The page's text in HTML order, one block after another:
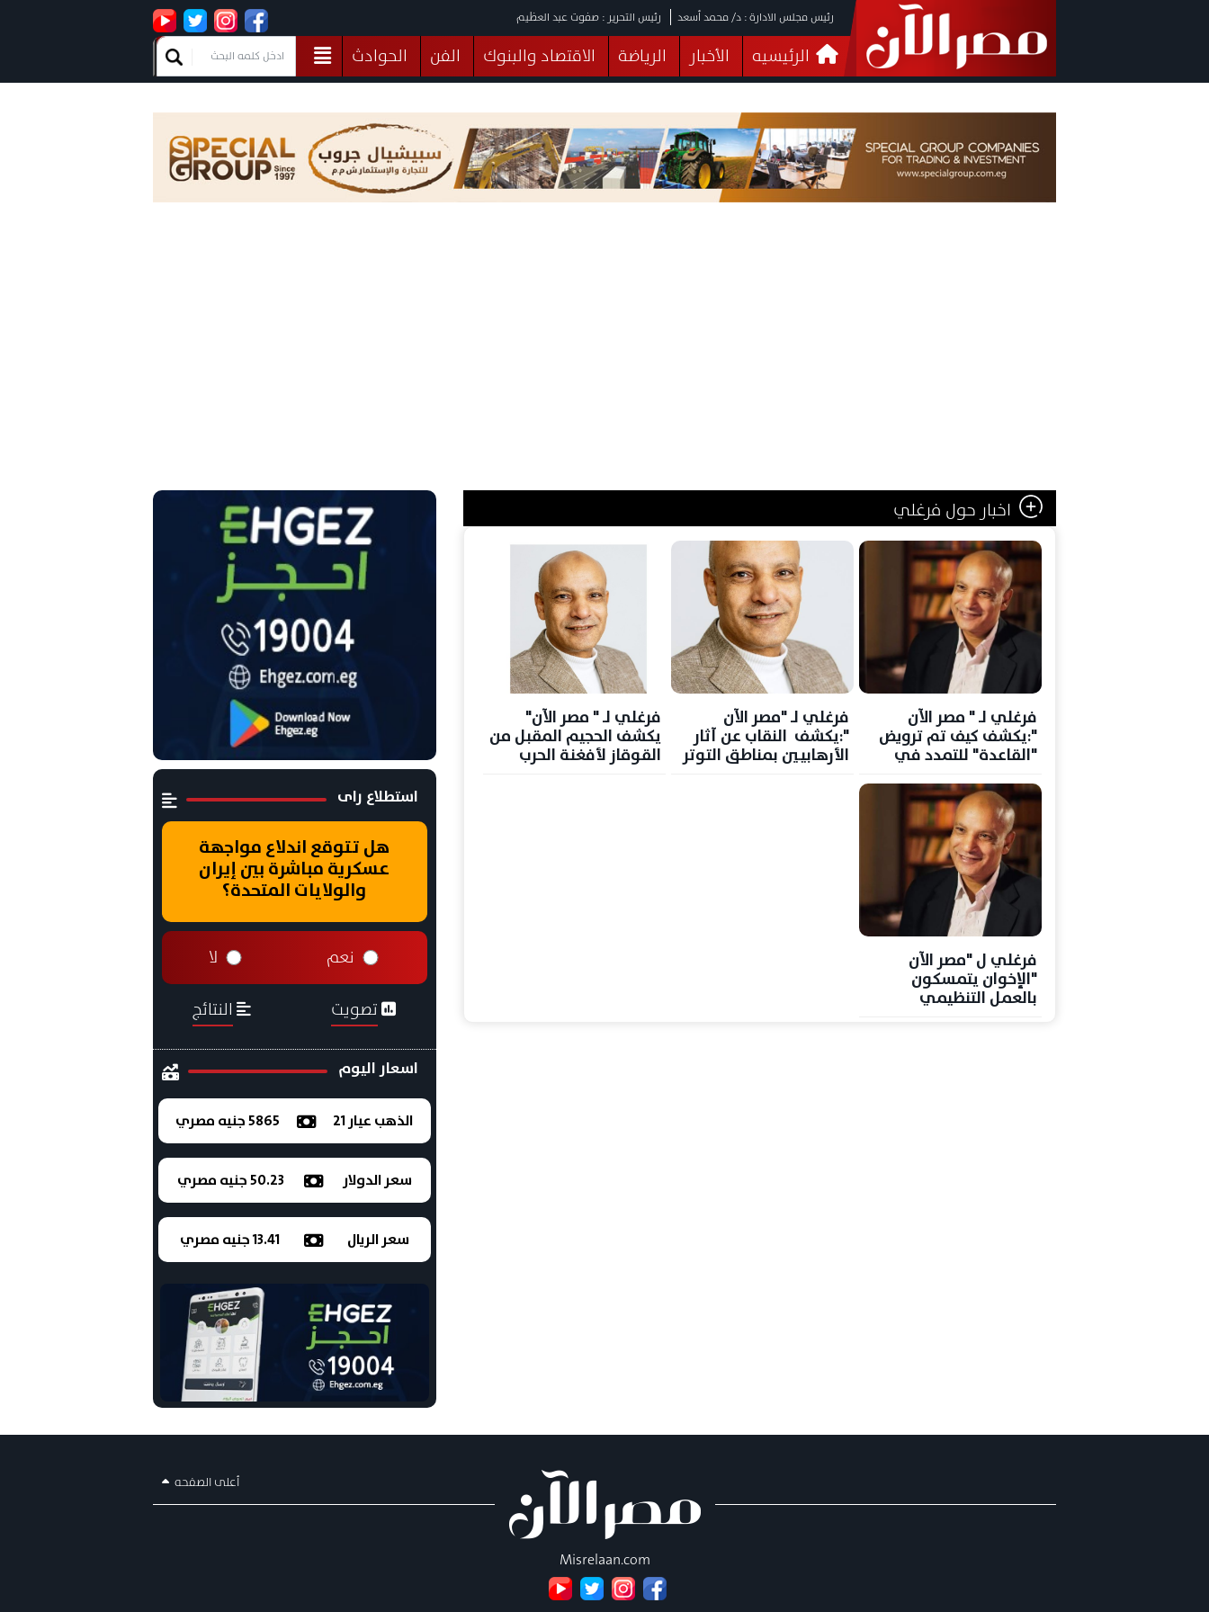
رئيس مجلس الادارة : د/ محمد أسعد رئيس التحرير : صفوت عبد العظيم
الرئيسيه الأخبار الرياضة الاقتصاد والبنوك الفن
الحوادث
فيديوهات
البرلمان صحة الثقافة خدمات منوعات
اخبار حول فرغلي
فرغلي لـ " مصر الآن
":يكشف كيف تم ترويض
"القاعدة" للتمدد في
فرغلي لـ "مصر الآن
":يكشف النقاب عن آثار
الأرهابيين بمناطق التوتر
فرغلي لـ " مصر الآن"
يكشف الحجيم المقبل من
القوقاز لأفغنة الحرب
فرغلي ل "مصر الآن
"الإخوان يتمسكون
بالعمل التنظيمي
استطلاع راى
هل تتوقع اندلاع مواجهة
عسكرية مباشرة بين إيران
والولايات المتحدة؟
نعم لا
تصويت النتائج
اسعار اليوم
الذهب عيار 21 5865 جنيه مصري
سعر الدولار 50.23 جنيه مصري
سعر الريال 13.41 جنيه مصري
أعلى الصفحه
Misrelaan.com